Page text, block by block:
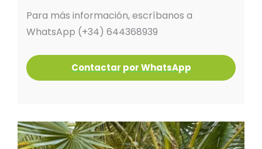
Para más información, escríbanos a
WhatsApp (+34) 644368939